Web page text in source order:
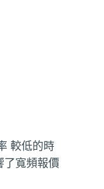
較低的時
了寬頻報價